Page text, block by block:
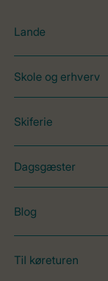
Lande
Skole og erhverv
Skiferie
Dagsgæster
Blog
Til køreturen